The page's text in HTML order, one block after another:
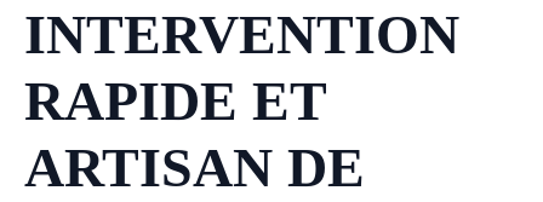
INTERVENTION
RAPIDE ET
ARTISAN DE